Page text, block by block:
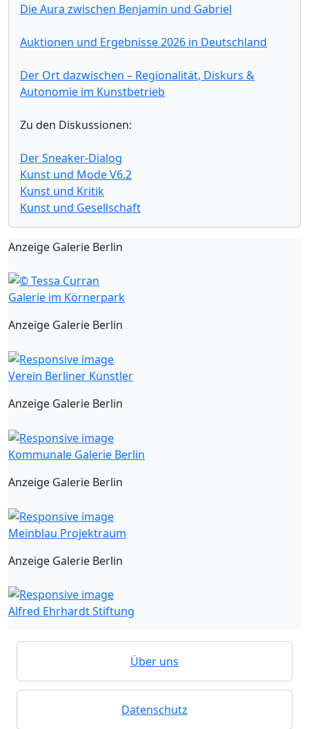
Die Aura zwischen Benjamin und Gabriel
Auktionen und Ergebnisse 2026 in Deutschland
Der Ort dazwischen – Regionalität, Diskurs &
Autonomie im Kunstbetrieb
Zu den Diskussionen:
Der Sneaker-Dialog
Kunst und Mode V6.2
Kunst und Kritik
Kunst und Gesellschaft
Anzeige Galerie Berlin
Galerie im Körnerpark
Anzeige Galerie Berlin
Verein Berliner Künstler
Anzeige Galerie Berlin
Kommunale Galerie Berlin
Anzeige Galerie Berlin
Meinblau Projektraum
Anzeige Galerie Berlin
Alfred Ehrhardt Stiftung
Über uns
Datenschutz